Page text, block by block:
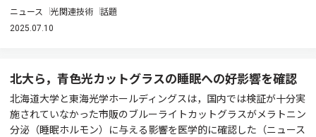
ニュース 光関連技術 話題
2025.07.10
北大ら，青色光カットグラスの睡眠への好影響を確認
北海道大学と東海光学ホールディングスは，国内では検証が十分実
施されていなかった市販のブルーライトカットグラスがメラトニン
分泌（睡眠ホルモン）に与える影響を医学的に確認した（ニュース